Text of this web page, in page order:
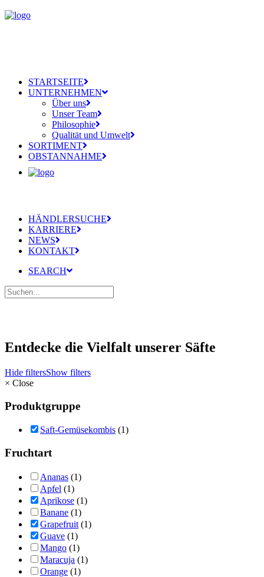
STARTSEITE
UNTERNEHMEN
Über uns
Unser Team
Philosophie
Qualität und Umwelt
SORTIMENT
OBSTANNAHME
HÄNDLERSUCHE
KARRIERE
NEWS
KONTAKT
SEARCH
Entdecke die Vielfalt unserer Säfte
Hide filtersShow filters
× Close
Produktgruppe
Saft-Gemüsekombis (1)
Fruchtart
Ananas (1)
Apfel (1)
Aprikose (1)
Banane (1)
Grapefruit (1)
Guave (1)
Mango (1)
Maracuja (1)
Orange (1)